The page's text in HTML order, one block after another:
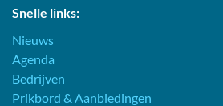
Snelle links:
Nieuws
Agenda
Bedrijven
Prikbord & Aanbiedingen